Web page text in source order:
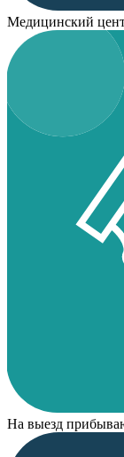
Медицинский
На выезд